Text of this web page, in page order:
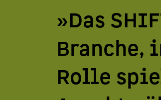
»Das
Branche,
Rolle